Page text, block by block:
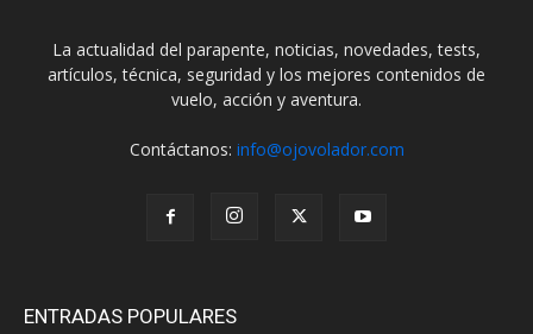
La actualidad del parapente, noticias, novedades, tests,
artículos, técnica, seguridad y los mejores contenidos de
vuelo, acción y aventura.
Contáctanos: info@ojovolador.com
ENTRADAS POPULARES